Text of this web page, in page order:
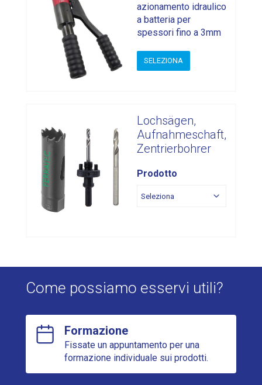
azionamento idraulico
a batteria per
spessori fino a 3mm
SELEZIONA
Lochsägen,
Aufnahmeschaft,
Zentrierbohrer
Prodotto
Come possiamo esservi utili?
Formazione
Fissate un appuntamento per una
formazione individuale sui prodotti.